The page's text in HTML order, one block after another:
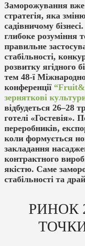
Заморожування
стратегія, яка
садівничому
глибоке розуміння
правильне
стабільності,
розвитку ягідного
тем 48-ї
конференції
зерняткові
відбудеться 26–28
готелі «Гостевія».
переробників,
коли формується
закладання
контрактного
якістю. Саме
стабільності та
РИНОК